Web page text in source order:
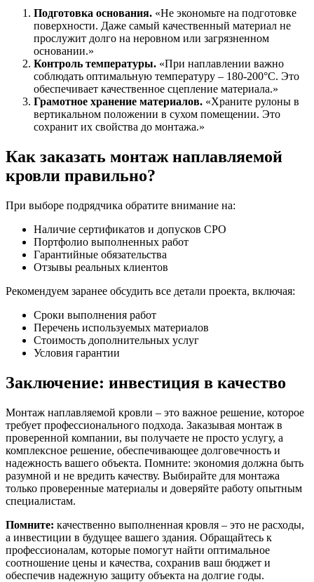
Подготовка основания. «Не экономьте на подготовке
поверхности. Даже самый качественный материал не
прослужит долго на неровном или загрязненном
основании.»
Контроль температуры. «При наплавлении важно
соблюдать оптимальную температуру – 180-200°C. Это
обеспечивает качественное сцепление материала.»
Грамотное хранение материалов. «Храните рулоны в
вертикальном положении в сухом помещении. Это
сохранит их свойства до монтажа.»
Как заказать монтаж наплавляемой
кровли правильно?
При выборе подрядчика обратите внимание на:
Наличие сертификатов и допусков СРО
Портфолио выполненных работ
Гарантийные обязательства
Отзывы реальных клиентов
Рекомендуем заранее обсудить все детали проекта, включая:
Сроки выполнения работ
Перечень используемых материалов
Стоимость дополнительных услуг
Условия гарантии
Заключение: инвестиция в качество
Монтаж наплавляемой кровли – это важное решение, которое
требует профессионального подхода. Заказывая монтаж в
проверенной компании, вы получаете не просто услугу, а
комплексное решение, обеспечивающее долговечность и
надежность вашего объекта. Помните: экономия должна быть
разумной и не вредить качеству. Выбирайте для монтажа
только проверенные материалы и доверяйте работу опытным
специалистам.
Помните: качественно выполненная кровля – это не расходы,
а инвестиции в будущее вашего здания. Обращайтесь к
профессионалам, которые помогут найти оптимальное
соотношение цены и качества, сохранив ваш бюджет и
обеспечив надежную защиту объекта на долгие годы.